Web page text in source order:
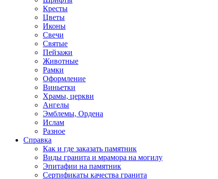
Кресты
Цветы
Иконы
Свечи
Святые
Пейзажи
Животные
Рамки
Оформление
Виньетки
Храмы, церкви
Ангелы
Эмблемы, Ордена
Ислам
Разное
Справка
Как и где заказать памятник
Виды гранита и мрамора на могилу
Эпитафии на памятник
Сертификаты качества гранита